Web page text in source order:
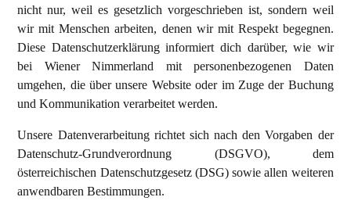
nicht nur, weil es gesetzlich vorgeschrieben ist, sondern weil
wir mit Menschen arbeiten, denen wir mit Respekt begegnen.
Diese Datenschutzerklärung informiert dich darüber, wie wir
bei Wiener Nimmerland mit personenbezogenen Daten
umgehen, die über unsere Website oder im Zuge der Buchung
und Kommunikation verarbeitet werden.
Unsere Datenverarbeitung richtet sich nach den Vorgaben der
Datenschutz-Grundverordnung (DSGVO), dem
österreichischen Datenschutzgesetz (DSG) sowie allen weiteren
anwendbaren Bestimmungen.